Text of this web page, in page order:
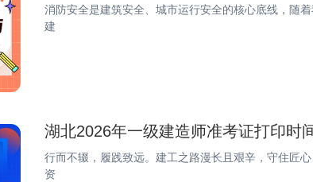
消防安全是建筑安全、城市运行安全的核心底线，随
建
湖北2026年一级建造师准考证打印时
行而不辍，履践致远。建工之路漫长且艰辛，守住匠
资